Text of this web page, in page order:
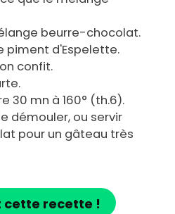
beurre-chocolat.
piment d'Espelette.
confit.
30 mn à 160° (th.6).
démouler, ou servir
pour un gâteau très
cette recette !